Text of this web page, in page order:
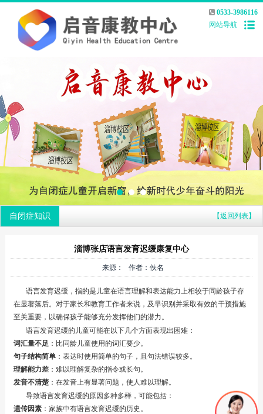
0533-3986116
网站导航
自闭症知识 【返回列表】
淄博张店语言发育迟缓康复中心
来源： 作者：佚名
语言发育迟缓，指的是儿童在语言理解和表达能力上相较于同龄孩子存
在显著落后。对于家长和教育工作者来说，及早识别并采取有效的干预措施
至关重要，以确保孩子能够充分发挥他们的潜力。
语言发育迟缓的儿童可能在以下几个方面表现出困难：
词汇量不足：比同龄儿童使用的词汇要少。
句子结构简单：表达时使用简单的句子，且句法错误较多。
理解能力差：难以理解复杂的指令或长句。
发音不清楚：在发音上有显著问题，使人难以理解。
导致语言发育迟缓的原因多种多样，可能包括：
遗传因素：家族中有语言发育迟缓的历史。